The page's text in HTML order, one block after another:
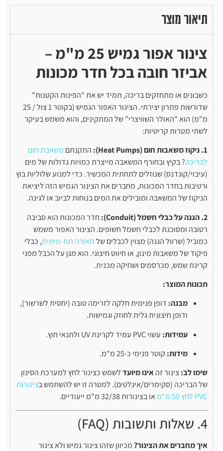
תיאור מוצר
צינור אפור גמיש 25 מ"מ –
אביזר חובה בכל חדר מכונות
כשבונים או מתחזקים בריכה, תמיד יש את "הפינות הקטנות"
שדורשות פתרון יצירתי. הצינור האפור הגמיש (בקוטר 1 צול / 25
מ"מ) הוא "האולר השוויצרי" של המתקינים, והוא משמש בעיקר
לשתי מטרות קריטיות:
1. ניקוז משאבות חום (Heat Pumps):
התקנתם משאבת חום
לבריכה? בקיץ ובחורף המשאבה מייצרת כמויות גדולות של מים
(עיבוי/קונדנס) שנוזלים לתחתית המכשיר. כדי למנוע שלוליות בוץ
ורטיבות בחדר המכונות, מחברים את הצינור הגמיש הזה ליציאת
הניקוז של המשאבה ומובילים את המים בנוחות לביוב או לגינה.
2. הגנה על כבלי חשמל (Conduit):
חדר המכונות הוא סביבה
רטובה ומסוכנת לכבלי חשמל חשופים. הצינור האפור משמש
כמוביל (שרוול הגנה) מצוין לכבלים שלתאורה תת-מימית, כבלי
פיקוד של משאבות מינון, או חיווט חיצוני. הוא מגן על הכבל מפני
קרינת שמש, מכרסמים ושחיקה מכנית.
תכונות המוצר:
מבנה: דופן פנימית חלקה לזרימה טובה (יחסית לשרשור),
ודופן חיצונית גלית לחוזק וגמישות.
עמידות: עשוי PVC עמיד לקרינת UV ולתנאי חוץ.
מידות: קוטר פנימי כ-25 מ"מ.
שימו לב:צינור זהאינו מיועדלשמש כצינור לחץ למערכת הסינון
של הבריכה (סקימרים/אינלטים). למטרה זו יש להשתמש בצינורות
PVC לחץ 50 מ"מ
או בצינורות 32/38 מ"מ ייעודיים.
4. שאלות ותשובות (FAQ)
איך מחברים את הצינור? מכיוון שזהו צינור גמיש ולא צינור